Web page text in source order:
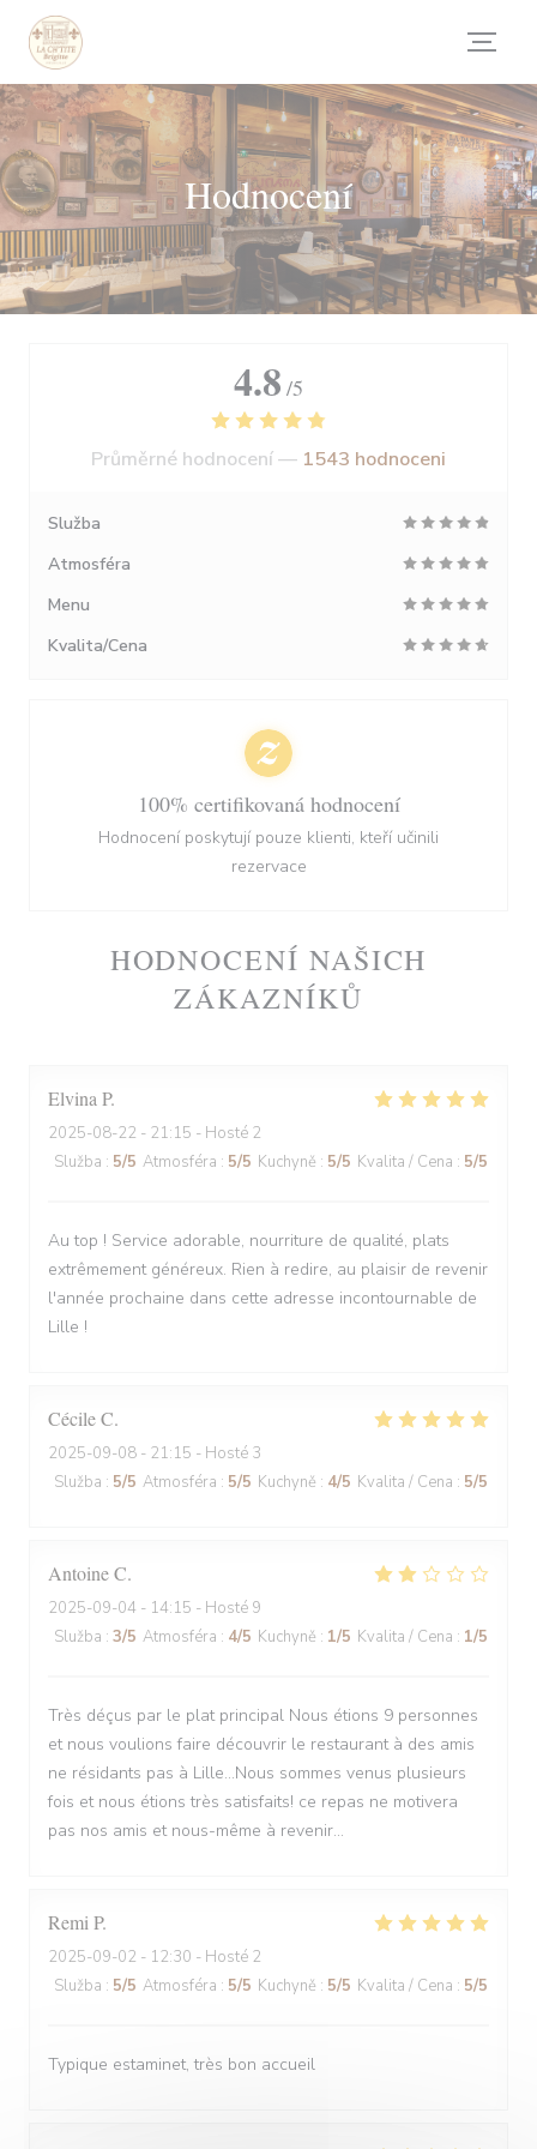
Panel pro správu cookies
Hodnocení
HODNOCENÍ NAŠICH
ZÁKAZNÍKŮ
Elvina P
2025-08-22 - 21:15 - Hosté 2
Služba : 5/5 Atmosféra : 5/5 Kuchyně : 5/5 Kvalita / Cena : 5/5
Au top ! Service adorable, nourriture de qualité, plats
extrêmement généreux. Rien à redire, au plaisir de revenir
l'année prochaine dans cette adresse incontournable de
Lille !
CécileC
2025-09-08 - 21:15 - Hosté 3
Služba : 5/5 Atmosféra : 5/5 Kuchyně : 4/5 Kvalita / Cena : 5/5
AntoineC
2025-09-04 - 14:15 - Hosté 9
Služba : 3/5 Atmosféra : 4/5 Kuchyně : 1/5 Kvalita / Cena : 1/5
Très déçus par le plat principal Nous étions 9 personnes
et nous voulions faire découvrir le restaurant à des amis
ne résidants pas à Lille...Nous sommes venus plusieurs
fois et nous étions très satisfaits! ce repas ne motivera
pas nos amis et nous-même à revenir...
Remi P
2025-09-02 - 12:30 - Hosté 2
Služba : 5/5 Atmosféra : 5/5 Kuchyně : 5/5 Kvalita / Cena : 5/5
Typique estaminet, très bon accueil
4.8 /5
Průměrné hodnocení — 1543 hodnoceni
Služba
Atmosféra
Menu
Kvalita/Cena
100% certifikovaná hodnocení
Hodnocení poskytují pouze klienti, kteří učinili
rezervace